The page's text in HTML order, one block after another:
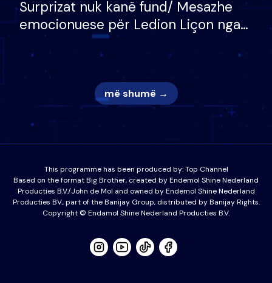
Surprizat nuk kanë fund/ Mesazhe
emocionuese për Ledion Liçon nga
nëna dhe fëmijët e tij, moderatori
nuk i mban dot lotët: Nuk meritoj…
më shumë →
This programme has been produced by:Top Channel
Based on the format Big Brother, created by Endemol Shine Nederland
Producties B.V./John de Mol and owned by Endemol Shine Nederland
Producties BV., part of the Banijay Group, distributed by Banijay Rights.
Copyright © Endamol Shine Nederland Producties B.V.